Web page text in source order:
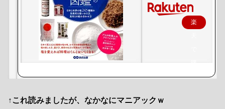
楽
入
↑これ読みましたが、なかなにマニアックｗ